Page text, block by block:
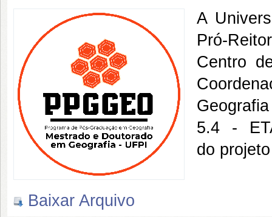
A
Pró-
Centro
5.4 -
do
Baixar Arquivo